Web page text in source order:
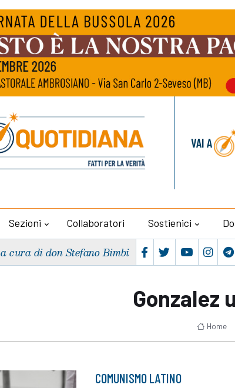
VAI A
Sezioni Collaboratori Sostienici
a cura di don Stefano Bimbi
Gonzalez
Home
COMUNISMO LATINO